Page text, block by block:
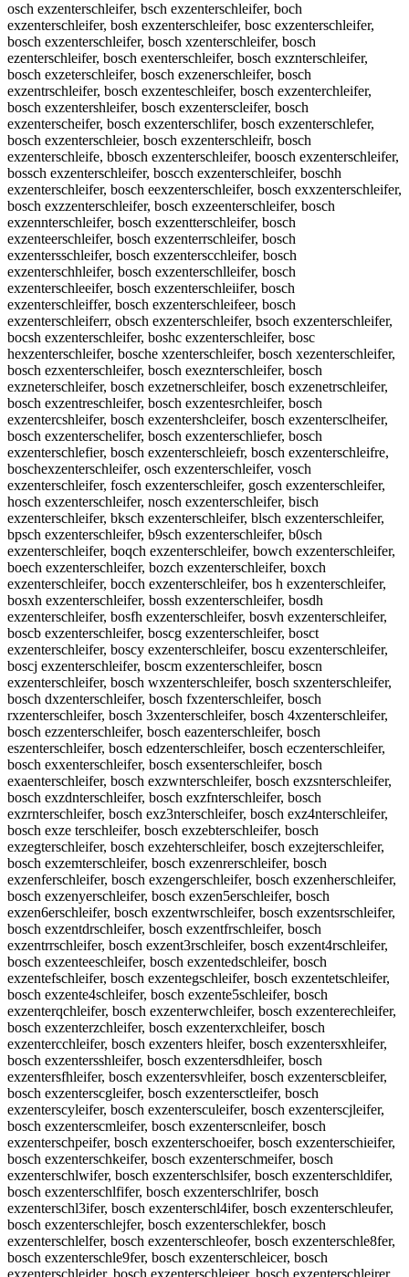
osch exzenterschleifer, bsch exzenterschleifer, boch exzenterschleifer, bosh exzenterschleifer, bosc exzenterschleifer, bosch exzenterschleifer, bosch xzenterschleifer, bosch ezenterschleifer, bosch exenterschleifer, bosch exznterschleifer, bosch exzeterschleifer, bosch exzenerschleifer, bosch exzentrschleifer, bosch exzenteschleifer, bosch exzenterchleifer, bosch exzentershleifer, bosch exzenterscleifer, bosch exzenterscheifer, bosch exzenterschlifer, bosch exzenterschlefer, bosch exzenterschleier, bosch exzenterschleifr, bosch exzenterschleife, bbosch exzenterschleifer, boosch exzenterschleifer, bossch exzenterschleifer, boscch exzenterschleifer, boschh exzenterschleifer, bosch eexzenterschleifer, bosch exxzenterschleifer, bosch exzzenterschleifer, bosch exzeenterschleifer, bosch exzennterschleifer, bosch exzentterschleifer, bosch exzenteerschleifer, bosch exzenterrschleifer, bosch exzentersschleifer, bosch exzenterscchleifer, bosch exzenterschhleifer, bosch exzenterschlleifer, bosch exzenterschleeifer, bosch exzenterschleiifer, bosch exzenterschleiffer, bosch exzenterschleifeer, bosch exzenterschleiferr, obsch exzenterschleifer, bsoch exzenterschleifer, bocsh exzenterschleifer, boshc exzenterschleifer, bosc hexzenterschleifer, bosche xzenterschleifer, bosch xezenterschleifer, bosch ezxenterschleifer, bosch exeznterschleifer, bosch exzneterschleifer, bosch exzetnerschleifer, bosch exzenetrschleifer, bosch exzentreschleifer, bosch exzentesrchleifer, bosch exzentercshleifer, bosch exzentershcleifer, bosch exzentersclheifer, bosch exzenterschelifer, bosch exzenterschliefer, bosch exzenterschlefier, bosch exzenterschleiefr, bosch exzenterschleifre, boschexzenterschleifer, osch exzenterschleifer, vosch exzenterschleifer, fosch exzenterschleifer, gosch exzenterschleifer, hosch exzenterschleifer, nosch exzenterschleifer, bisch exzenterschleifer, bksch exzenterschleifer, blsch exzenterschleifer, bpsch exzenterschleifer, b9sch exzenterschleifer, b0sch exzenterschleifer, boqch exzenterschleifer, bowch exzenterschleifer, boech exzenterschleifer, bozch exzenterschleifer, boxch exzenterschleifer, bocch exzenterschleifer, bos h exzenterschleifer, bosxh exzenterschleifer, bossh exzenterschleifer, bosdh exzenterschleifer, bosfh exzenterschleifer, bosvh exzenterschleifer, boscb exzenterschleifer, boscg exzenterschleifer, bosct exzenterschleifer, boscy exzenterschleifer, boscu exzenterschleifer, boscj exzenterschleifer, boscm exzenterschleifer, boscn exzenterschleifer, bosch wxzenterschleifer, bosch sxzenterschleifer, bosch dxzenterschleifer, bosch fxzenterschleifer, bosch rxzenterschleifer, bosch 3xzenterschleifer, bosch 4xzenterschleifer, bosch ezzenterschleifer, bosch eazenterschleifer, bosch eszenterschleifer, bosch edzenterschleifer, bosch eczenterschleifer, bosch exxenterschleifer, bosch exsenterschleifer, bosch exaenterschleifer, bosch exzwnterschleifer, bosch exzsnterschleifer, bosch exzdnterschleifer, bosch exzfnterschleifer, bosch exzrnterschleifer, bosch exz3nterschleifer, bosch exz4nterschleifer, bosch exze terschleifer, bosch exzebterschleifer, bosch exzegterschleifer, bosch exzehterschleifer, bosch exzejterschleifer, bosch exzemterschleifer, bosch exzenrerschleifer, bosch exzenferschleifer, bosch exzengerschleifer, bosch exzenherschleifer, bosch exzenyerschleifer, bosch exzen5erschleifer, bosch exzen6erschleifer, bosch exzentwrschleifer, bosch exzentsrschleifer, bosch exzentdrschleifer, bosch exzentfrschleifer, bosch exzentrrschleifer, bosch exzent3rschleifer, bosch exzent4rschleifer, bosch exzenteeschleifer, bosch exzentedschleifer, bosch exzentefschleifer, bosch exzentegschleifer, bosch exzentetschleifer, bosch exzente4schleifer, bosch exzente5schleifer, bosch exzenterqchleifer, bosch exzenterwchleifer, bosch exzenterechleifer, bosch exzenterzchleifer, bosch exzenterxchleifer, bosch exzentercchleifer, bosch exzenters hleifer, bosch exzentersxhleifer, bosch exzentersshleifer, bosch exzentersdhleifer, bosch exzentersfhleifer, bosch exzentersvhleifer, bosch exzenterscbleifer, bosch exzenterscgleifer, bosch exzentersctleifer, bosch exzenterscyleifer, bosch exzentersculeifer, bosch exzenterscjleifer, bosch exzenterscmleifer, bosch exzenterscnleifer, bosch exzenterschpeifer, bosch exzenterschoeifer, bosch exzenterschieifer, bosch exzenterschkeifer, bosch exzenterschmeifer, bosch exzenterschlwifer, bosch exzenterschlsifer, bosch exzenterschldifer, bosch exzenterschlfifer, bosch exzenterschlrifer, bosch exzenterschl3ifer, bosch exzenterschl4ifer, bosch exzenterschleufer, bosch exzenterschlejfer, bosch exzenterschlekfer, bosch exzenterschlelfer, bosch exzenterschleofer, bosch exzenterschle8fer, bosch exzenterschle9fer, bosch exzenterschleicer, bosch exzenterschleider, bosch exzenterschleieer, bosch exzenterschleirer, bosch exzenterschleiter, bosch exzenterschleiger, bosch exzenterschleiber, bosch exzenterschleiver, bosch exzenterschleifwr, bosch exzenterschleifsr, bosch exzenterschleifdr, bosch exzenterschleiffr, bosch exzenterschleifrr, bosch exzenterschleif3r, bosch exzenterschleif4r, bosch exzenterschleifee, bosch exzenterschleifed, bosch exzenterschleifef, bosch exzenterschleifeg, bosch exzenterschleifet, bosch exzenterschleife4, bosch exzenterschleife5, bosch exzenterschleifer, b osch exzenterschleifer, vbosch exzenterschleifer, bvosch exzenterschleifer, fbosch exzenterschleifer, bfosch exzenterschleifer, gbosch exzenterschleifer, bgosch exzenterschleifer, hbosch exzenterschleifer, bhosch exzenterschleifer, nbosch exzenterschleifer, bnosch exzenterschleifer, biosch exzenterschleifer, boisch exzenterschleifer, bkosch exzenterschleifer, boksch exzenterschleifer, blosch exzenterschleifer, bolsch exzenterschleifer, bposch exzenterschleifer, bopsch exzenterschleifer, b9osch exzenterschleifer, bo9sch exzenterschleifer, b0osch exzenterschleifer, bo0sch exzenterschleifer, boqsch exzenterschleifer, bosqch exzenterschleifer, bowsch exzenterschleifer, boswch exzenterschleifer, boesch exzenterschleifer, bosech exzenterschleifer, bozsch exzenterschleifer, boszch exzenterschleifer, boxsch exzenterschleifer, bosxch exzenterschleifer, bocsch exzenterschleifer, bos ch exzenterschleifer, bosc h exzenterschleifer, boscxh exzenterschleifer, boscsh exzenterschleifer, bosdch exzenterschleifer, boscdh exzenterschleifer, bosfch exzenterschleifer, boscfh exzenterschleifer, bosvch exzenterschleifer, boscvh exzenterschleifer, boscbh exzenterschleifer, boschb exzenterschleifer, boscgh exzenterschleifer, boschg exzenterschleifer, boscth exzenterschleifer, boscht exzenterschleifer, boscyh exzenterschleifer, boschy exzenterschleifer, boscuh exzenterschleifer, boschu exzenterschleifer, boscjh exzenterschleifer, boschj exzenterschleifer, boscmh exzenterschleifer, boschm exzenterschleifer, boscnh exzenterschleifer, boschn exzenterschleifer, bosch wexzenterschleifer, bosch ewxzenterschleifer, bosch sexzenterschleifer, bosch esxzenterschleifer, bosch dexzenterschleifer, bosch edxzenterschleifer, bosch fexzenterschleifer, bosch efxzenterschleifer, bosch rexzenterschleifer, bosch erxzenterschleifer, bosch 3exzenterschleifer, bosch e3xzenterschleifer, bosch 4exzenterschleifer, bosch e4xzenterschleifer, bosch ezxzenterschleifer, bosch eaxzenterschleifer, bosch exazenterschleifer, bosch exszenterschleifer, bosch exdzenterschleifer, bosch ecxzenterschleifer, bosch exczenterschleifer, bosch exzxenterschleifer, bosch exzsenterschleifer, bosch exzaenterschleifer, bosch exzwenterschleifer, bosch exzewnterschleifer, bosch exzesnterschleifer, bosch exzdenterschleifer, bosch exzednterschleifer, bosch exzfenterschleifer, bosch exzefnterschleifer, bosch exzrenterschleifer, bosch exzernterschleifer, bosch exz3enterschleifer, bosch exze3nterschleifer, bosch exz4enterschleifer, bosch exze4nterschleifer, bosch exze nterschleifer, bosch exzen terschleifer, bosch exzebnterschleifer, bosch exzenbterschleifer, bosch exzegnterschleifer, bosch exzengterschleifer, bosch exzehnterschleifer, bosch exzenhterschleifer, bosch exzejnterschleifer, bosch exzenjterschleifer, bosch exzemnterschleifer, bosch exzenmterschleifer, bosch exzenrterschleifer, bosch exzentrerschleifer, bosch exzenfterschleifer, bosch exzentferschleifer, bosch exzentgerschleifer, bosch exzentherschleifer, bosch exzenyterschleifer, bosch exzentyerschleifer, bosch exzen5terschleifer, bosch exzent5erschleifer, bosch exzen6terschleifer, bosch exzent6erschleifer, bosch exzentwerschleifer, bosch exzentewrschleifer, bosch exzentserschleifer, bosch exzentesrschleifer, bosch exzentderschleifer, bosch exzentedrschleifer, bosch exzentefrschleifer, bosch exzent3erschleifer, bosch exzente3rschleifer, bosch exzent4erschleifer, bosch exzente4rschleifer, bosch exzentereschleifer, bosch exzenterdschleifer, bosch exzenterfschleifer, bosch exzentegrschleifer, bosch exzentergschleifer, bosch exzentetrschleifer, bosch exzentertschleifer, bosch exzenter4schleifer, bosch exzente5rschleifer, bosch exzenter5schleifer, bosch exzenterqschleifer, bosch exzentersqchleifer, bosch exzenterwschleifer, bosch exzenterswchleifer, bosch exzentersechleifer, bosch exzenterzschleifer, bosch exzenterszchleifer, bosch exzenterxschleifer, bosch exzentersxchleifer, bosch exzentercschleifer, bosch exzenters chleifer, bosch exzentersc hleifer, bosch exzenterscxhleifer, bosch exzenterscshleifer, bosch exzentersdchleifer, bosch exzenterscdhleifer, bosch exzentersfchleifer, bosch exzenterscfhleifer, bosch exzentersvchleifer, bosch exzenterscvhleifer, bosch exzenterscbhleifer, bosch exzenterschbleifer, bosch exzenterscghleifer, bosch exzenterschgleifer, bosch exzenterscthleifer, bosch exzenterschtleifer, bosch exzenterscyhleifer, bosch exzenterschyleifer, bosch exzenterscuhleifer, bosch exzenterschuleifer, bosch exzenterscjhleifer, bosch exzenterschjleifer, bosch exzenterscmhleifer, bosch exzenterschmleifer, bosch exzenterscnhleifer, bosch exzenterschnleifer, bosch exzenterschpleifer, bosch exzenterschlpeifer, bosch exzenterscholeifer, bosch exzenterschl